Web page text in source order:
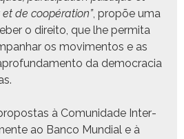
de coopéra­tion”, propõe uma
o dire­ito, que lhe per­mi­ta
os movi­men­tos e as
da democ­ra­cia
à Comu­nidade Inter­
ao Ban­co Mundi­al e à